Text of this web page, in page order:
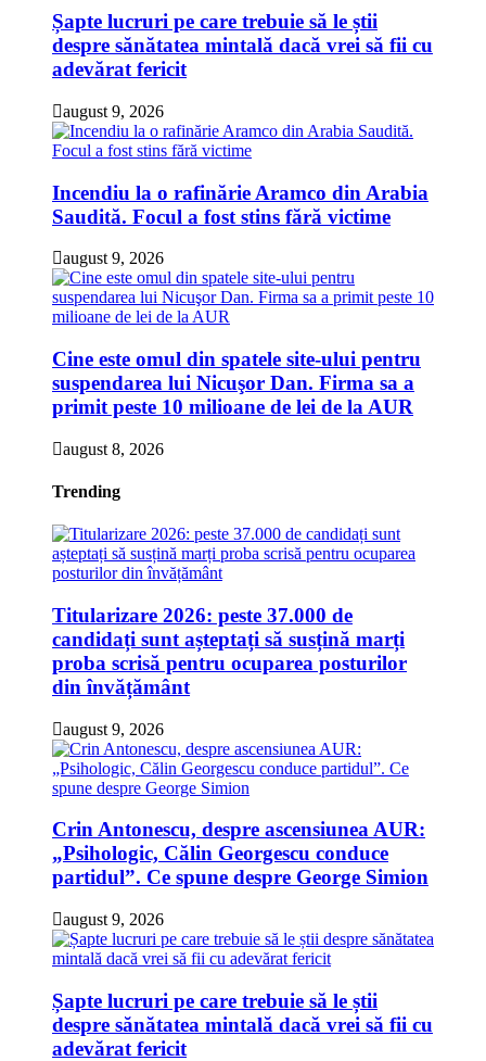
Șapte lucruri pe care trebuie să le știi
despre sănătatea mintală dacă vrei să fii cu
adevărat fericit
august 9, 2026
Incendiu la o rafinărie Aramco din Arabia
Saudită. Focul a fost stins fără victime
august 9, 2026
Cine este omul din spatele site-ului pentru
suspendarea lui Nicuşor Dan. Firma sa a
primit peste 10 milioane de lei de la AUR
august 8, 2026
Trending
Titularizare 2026: peste 37.000 de
candidați sunt așteptați să susțină marți
proba scrisă pentru ocuparea posturilor
din învățământ
august 9, 2026
Crin Antonescu, despre ascensiunea AUR:
„Psihologic, Călin Georgescu conduce
partidul”. Ce spune despre George Simion
august 9, 2026
Șapte lucruri pe care trebuie să le știi
despre sănătatea mintală dacă vrei să fii cu
adevărat fericit